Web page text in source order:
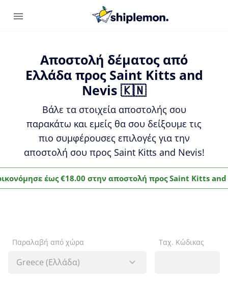
Αποστολή δέματος από
Ελλάδα προς Saint Kitts and
Nevis 🇰🇳
Βάλε τα στοιχεία αποστολής σου
παρακάτω και εμείς θα σου δείξουμε τις
πιο συμφέρουσες επιλογές για την
αποστολή σου προς Saint Kitts and Nevis!
έως €18.00 στην αποστολή προς Saint Kitts
Παραλαβή από χώρα Ταχ. Κώδικας